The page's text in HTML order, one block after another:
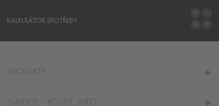
KALKULÁTOR SPOTŘEBY